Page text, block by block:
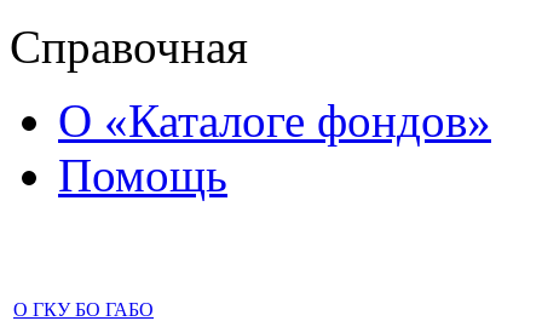
Справочная
О «Каталоге фондов»
Помощь
О ГКУ БО ГАБО